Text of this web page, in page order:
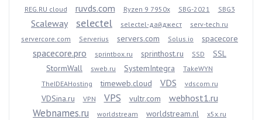
REG.RU cloud ruvds.com Ryzen 9 7950x SBG-2021 SBG3
Scaleway selectel selectel-дайджест
serv-tech.ru
servercore.com
Serverius servers.com Solus.io spacecore
spacecore.pro sprintbox.ru sprinthost.ru SSD
SSL
StormWall
sweb.ru SystemIntegra
TakeWYN
TheIDEAHosting
timeweb.cloud VDS vdscom.ru
VDSina.ru VPN VPS vultr.com webhost1.ru
Webnames.ru worldstream worldstream.nl
x5x.ru